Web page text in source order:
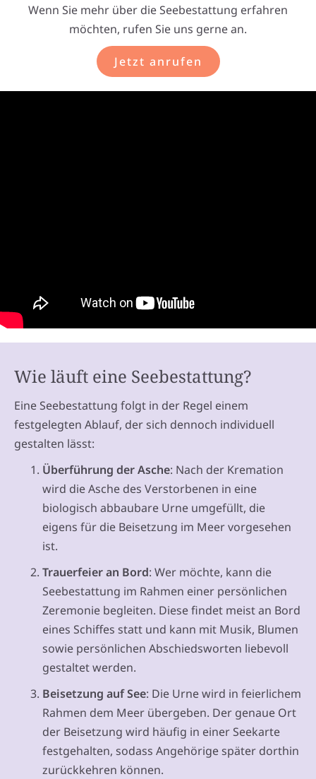
Wenn Sie mehr über die Seebestattung erfahren
möchten, rufen Sie uns gerne an.
Jetzt anrufen
Wie läuft eine Seebestattung?
Eine Seebestattung folgt in der Regel einem
festgelegten Ablauf, der sich dennoch individuell
gestalten lässt:
Überführung der Asche: Nach der Kremation
wird die Asche des Verstorbenen in eine
biologisch abbaubare Urne umgefüllt, die
eigens für die Beisetzung im Meer vorgesehen
ist.
Trauerfeier an Bord: Wer möchte, kann die
Seebestattung im Rahmen einer persönlichen
Zeremonie begleiten. Diese findet meist an Bord
eines Schiffes statt und kann mit Musik, Blumen
sowie persönlichen Abschiedsworten liebevoll
gestaltet werden.
Beisetzung auf See: Die Urne wird in feierlichem
Rahmen dem Meer übergeben. Der genaue Ort
der Beisetzung wird häufig in einer Seekarte
festgehalten, sodass Angehörige später dorthin
zurückkehren können.